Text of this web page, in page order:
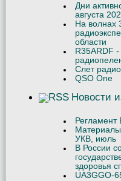
Дни
августа
На волнах
области
R35ARDF
Слет
QSO One
Новости
УКВ, июль
В России
здоровья
UA3GGO-